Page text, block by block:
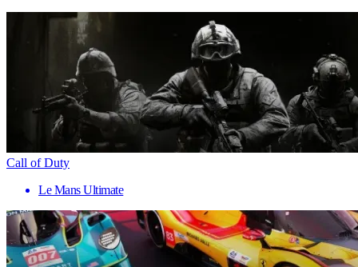
Call of Duty
Le Mans Ultimate